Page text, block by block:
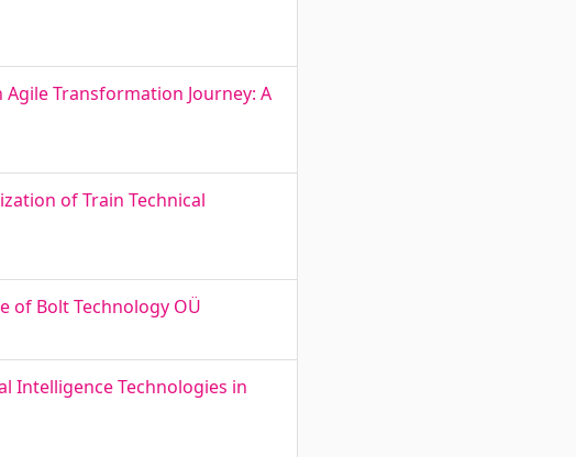
Transformation Journey: A
of Train Technical
of Bolt Technology OÜ
Intelligence Technologies in